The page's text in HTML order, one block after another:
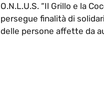
O.N.L.U.S. “Il Grillo e la
persegue finalità di
delle persone affette da